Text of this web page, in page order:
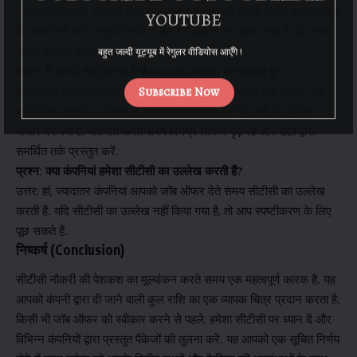
उत्तर: जरूरी नहीं. सीटीसी सिर्फ एक कारक है. आपको यह भी विचार करना चाहिए
कि कंपनी की कार्य संस्कृति कैसी है, कैरियर विकास के अवसर क्या हैं, और कार्य-
जीवन संतुलन कैसा है.
उत्तर: आप अपनी सीटीसी पर बातचीत कर सकते हैं, खासकर यदि आपके पास
प्रासंगिक अनुभव या कौशल हैं. शोध करें और पता करें कि उसी पद के लिए
बाजार दर क्या है. बातचीत करते समय विनम्र लेकिन दृढ़ रहें और डेटा द्वारा
समर्थित तर्क प्रस्तुत करें.
प्रश्न: क्या कंपनियां हमेशा सीटीसी का उल्लेख करती हैं?
उत्तर: हां, ज्यादातर कंपनियां आपको जॉब ऑफर देते समय सीटीसी का उल्लेख
करती हैं. यदि सीटीसी का उल्लेख नहीं किया गया है, तो आप स्पष्टीकरण के लिए
पूछ सकते हैं.
निष्कर्ष (Conclusion)
सीटीसी नौकरी की पेशकश का मूल्यांकन करते समय एक महत्वपूर्ण कारक है. यह
आपको कंपनी द्वारा दी जाने वाली कुल राशि का एक व्यापक चित्र प्रदान करता है.
किसी भी जॉब ऑफर को स्वीकार करने से पहले, हमेशा सीटीसी पर ध्यान दें और
विभिन्न कंपनियों द्वारा प्रस्तुत पैकेजों की तुलना करें. यह आपको एक सूचित निर्णय
YOUTUBE
Subscribe Now
बहुत जल्दी यूट्यूब में रेगुलर वीडियोस आएँगे !